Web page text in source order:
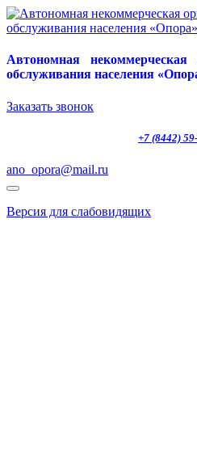
Автономная некоммерческая
обслуживания населения
Заказать звонок
+7 (8442)
ano_opora@mail.ru
Версия для слабовидящих